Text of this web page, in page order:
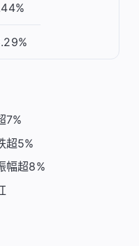
7%
超5%
幅超8%